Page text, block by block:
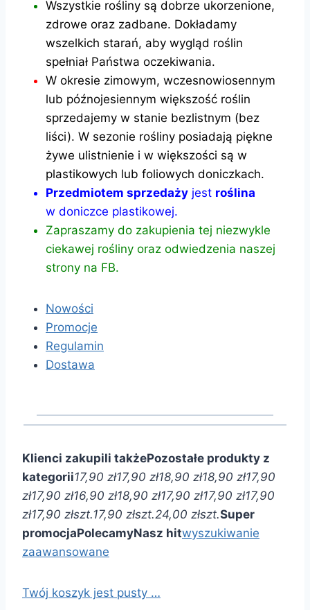
Wszystkie rośliny są dobrze ukorzenione,
zdrowe oraz zadbane. Dokładamy
wszelkich starań, aby wygląd roślin
spełniał Państwa oczekiwania.
W okresie zimowym, wczesnowiosennym
lub późnojesiennym większość roślin
sprzedajemy w stanie bezlistnym (bez
liści). W sezonie rośliny posiadają piękne
żywe ulistnienie i w większości są w
plastikowych lub foliowych doniczkach.
Przedmiotem sprzedaży jest roślina
w doniczce plastikowej.
Zapraszamy do zakupienia tej niezwykle
ciekawej rośliny oraz odwiedzenia naszej
strony na FB.
Nowości
Promocje
Regulamin
Dostawa
Klienci zakupili takżePozostałe produkty z
kategorii17,90 zł17,90 zł18,90 zł18,90 zł17,90
zł17,90 zł16,90 zł18,90 zł17,90 zł17,90 zł17,90
zł17,90 złszt.17,90 złszt.24,00 złszt.Super
promocjaPolecamyNasz hitwyszukiwanie
zaawansowane
Twój koszyk jest pusty …